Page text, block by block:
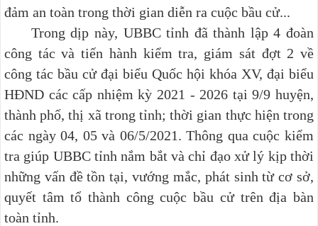
đảm an toàn trong thời gian diễn ra cuộc bầu cử...
Trong dịp này, UBBC tỉnh đã thành lập 4 đoàn
công tác và tiến hành kiểm tra, giám sát đợt 2 về
công tác bầu cửđại biểu Quốc hội khóa XV, đại biểu
HĐND các cấp nhiệm kỳ 2021 - 2026 tại 9/9 huyện,
thành phố, thị xã trong tỉnh; thời gian thực hiện trong
các ngày 04, 05 và 06/5/2021. Thông qua cuộc kiểm
tra giúp UBBC tỉnh nắm bắt và chỉ đạo xử lý kịp thời
những vấn đề tồn tại, vướng mắc, phát sinh từ cơ sở,
quyết tâm tổ thành công cuộc bầu cử trên địa bàn
toàn tỉnh.